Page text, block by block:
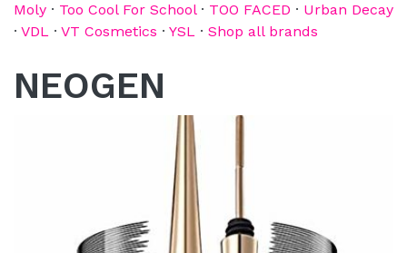
Moly · Too Cool For School· TOO FACED · Urban Decay
· VDL · VT Cosmetics · YSL · Shop all brands
NEOGEN